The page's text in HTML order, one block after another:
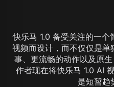
快乐马 1.0 备受关注的一
视频而设计，而不仅仅是单
事、更流畅的动作以及原
作者现在将快乐马 1.0 AI
是短暂趋